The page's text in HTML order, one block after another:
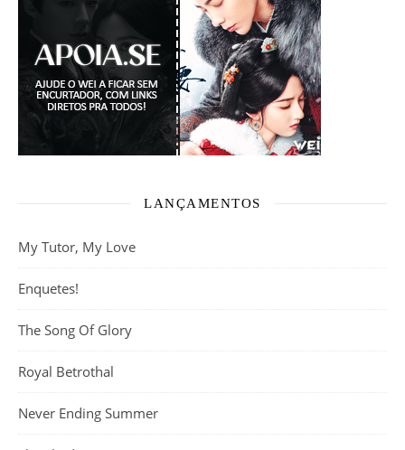
LANÇAMENTOS
My Tutor, My Love
Enquetes!
The Song Of Glory
Royal Betrothal
Never Ending Summer